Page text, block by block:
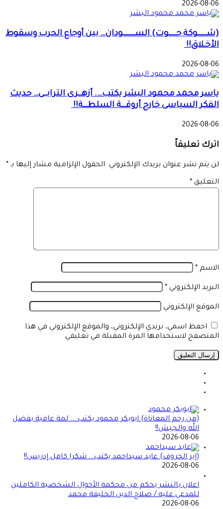
2026-08-06
(شــــــوكة حـــــوت) الســــــــودان… بين أوجاع الحرب وسقوط
الأخـلاق!!
2026-08-06
ياسر محمد محمود البشر يكتب…. أزهــرى الترابــى… حديث
الفكر السياسى خارج أروقـــة السلطـــة!!
2026-08-06
اترك تعليقاً
لن يتم نشر عنوان بريدك الإلكتروني. الحقول الإلزامية مشار إليها بـ *
التعليق *
الاسم *
البريد الإلكتروني *
الموقع الإلكتروني
احفظ اسمي، بريدي الإلكتروني، والموقع الإلكتروني في هذا
المتصفح لاستخدامها المرة المقبلة في تعليقي.
(من رحم المعاناة) ابوبكر محمود يكتب…. لمة عافية بفضل
الله والجيش!!
2026-08-06
(إبر الحروف) عابد سيداحمد يكتب… شكرا كامل إدريس!!
2026-08-06
اعلان بالنشر بحكم من محكمة الأحوال الشخصية الكاملين
للمدعي عليه / صلاح الدين الخليفة محمد
2026-08-06